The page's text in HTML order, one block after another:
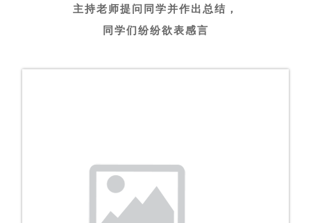
主持老师提问同学并作出总结 ，
同学们纷纷欲表感言